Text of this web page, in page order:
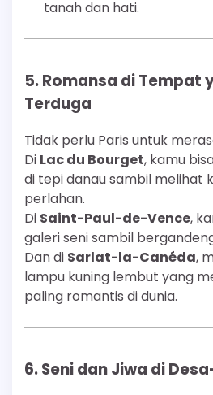
tanah dan hati.
5. Romansa di Tempat
Terduga
Tidak perlu Paris untuk
Di Lac du Bourget, kamu
di tepi danau sambil melihat
perlahan.
Di Saint-Paul-de-Vence,
galeri seni sambil
Dan di Sarlat-la-Canéda,
lampu kuning lembut yang
paling romantis di dunia.
6. Seni dan Jiwa di